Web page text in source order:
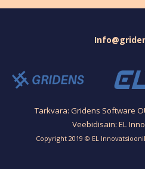
Tarkvara: Gridens Software
Veebidisain: EL
Copyright 2019 © EL